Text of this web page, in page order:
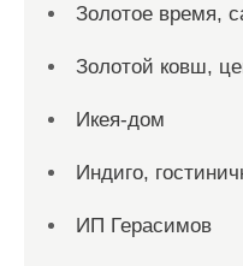
Золотое время,
Золотой ковш,
Икея-дом
Индиго,
ИП Герасимов